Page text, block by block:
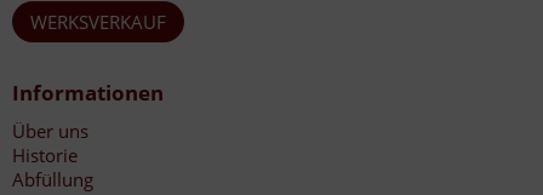
WERKSVERKAUF
Informationen
Über uns
Historie
Abfüllung